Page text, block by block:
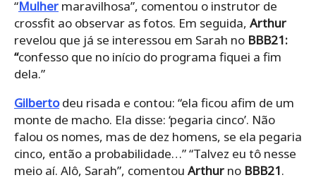
“Mulher maravilhosa”, comentou o instrutor de
crossfit ao observar as fotos. Em seguida, Arthur
revelou que já se interessou em Sarah no BBB21:
“confesso que no início do programa fiquei a fim
dela.”
Gilbertodeu risada e contou: “ela ficou afim de um
monte de macho. Ela disse: ‘pegaria cinco’. Não
falou os nomes, mas de dez homens, se ela pegaria
cinco, então a probabilidade…” “Talvez eu tô nesse
meio aí. Alô, Sarah”, comentou Arthur no BBB21.